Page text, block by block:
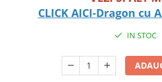
Joaca de Vara & Apa
Colaci & Saltele Gonflabile
Jucarii pentru Plaja
Joaca in Aer Liber
CLICK AICI-Dragon cu
IN STOC